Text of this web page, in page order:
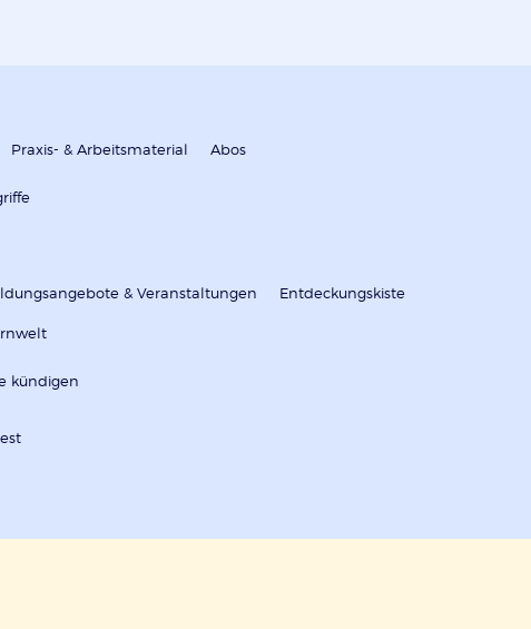
Praxis- & Arbeitsmaterial Abos
& Veranstaltungen Entdeckungskiste
kündigen